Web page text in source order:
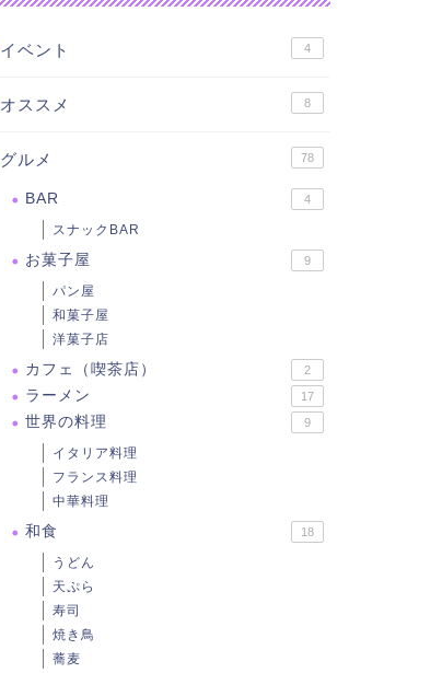
イベント 4
オススメ 8
グルメ 78
BAR 4
スナックBAR
お菓子屋 9
パン屋
和菓子屋
洋菓子店
カフェ（喫茶店） 2
ラーメン 17
世界の料理 9
イタリア料理
フランス料理
中華料理
和食 18
うどん
天ぷら
寿司
焼き鳥
蕎麦